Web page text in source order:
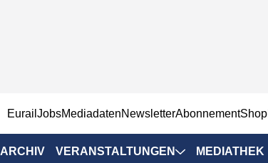
EurailJobsMediadatenNewsletterAbonnementShop
ARCHIV VERANSTALTUNGEN MEDIATHEK